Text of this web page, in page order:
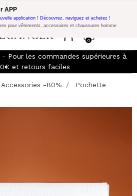
supplémentaire sur 300€ d'achat
code:
0
APP
application ! Découvrez, naviguez et achetez !
pour vêtements, accessoires et chaussures homme
- Pour les commandes supérieures à
et retours faciles
Accessories -80%
Pochette